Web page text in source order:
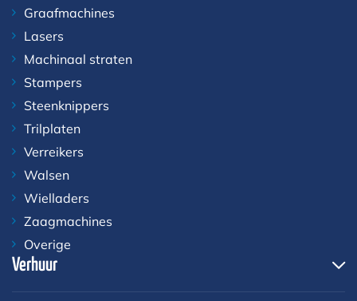
Graafmachines
Lasers
Machinaal straten
Stampers
Steenknippers
Trilplaten
Verreikers
Walsen
Wielladers
Zaagmachines
Overige
Verhuur